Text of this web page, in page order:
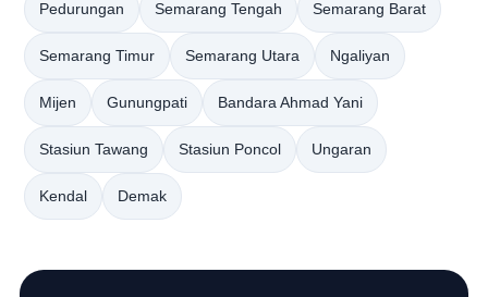
Pedurungan Semarang Tengah Semarang Barat
Semarang Timur Semarang Utara Ngaliyan
Mijen Gunungpati Bandara Ahmad Yani
Stasiun Tawang Stasiun Poncol Ungaran
Kendal Demak